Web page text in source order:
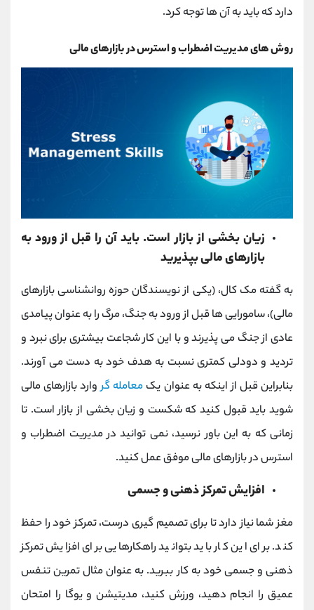
دارد که باید به آن ها توجه کرد.
روش های مدیریت اضطراب و استرس در بازارهای مالی
زیان بخشی از بازار است. باید آن را قبل از ورود به
بازارهای مالی بپذیرید
به گفته مک کال، (یکی از نویسندگان حوزه روانشناسی بازارهای
مالی)، سامورایی ها قبل از ورود به جنگ، مرگ را به عنوان پیامدی
عادی از جنگ می پذیرند و با این کار شجاعت بیشتری برای نبرد و
تردید و دودلی کمتری نسبت به هدف خود به دست می آورند.
بنابراین قبل از اینکه به عنوان یک معامله گروارد بازارهای مالی
شوید باید قبول کنید که شکست و زیان بخشی از بازار است. تا
زمانی که به این باور نرسید، نمی توانید در مدیریت اضطراب و
استرس در بازارهای مالی موفق عمل کنید.
افزایش تمرکز ذهنی و جسمی
مغز شما نیاز دارد تا برای تصمیم گیری درست، تمرکز خود را حفظ
کند. برای این کار باید بتوانید راهکارهایی برای افزایش تمرکز
ذهنی و جسمی خود به کار ببرید. به عنوان مثال تمرین تنفس
عمیق را انجام دهید، ورزش کنید، مدیتیشن و یوگا را امتحان